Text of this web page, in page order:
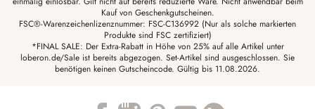
Kauf von Geschenkgutscheinen.
FSC®-Warenzeichenlizenznummer: FSC-C136992 (Nur als solche markierten
Produkte sind FSC zertifiziert)
*FINAL SALE: Der Extra-Rabatt in Höhe von 25% auf alle Artikel unter
loberon.de/Sale ist bereits abgezogen. Set-Artikel sind ausgeschlossen. Sie
benötigen keinen Gutscheincode. Gültig bis 11.08.2026.